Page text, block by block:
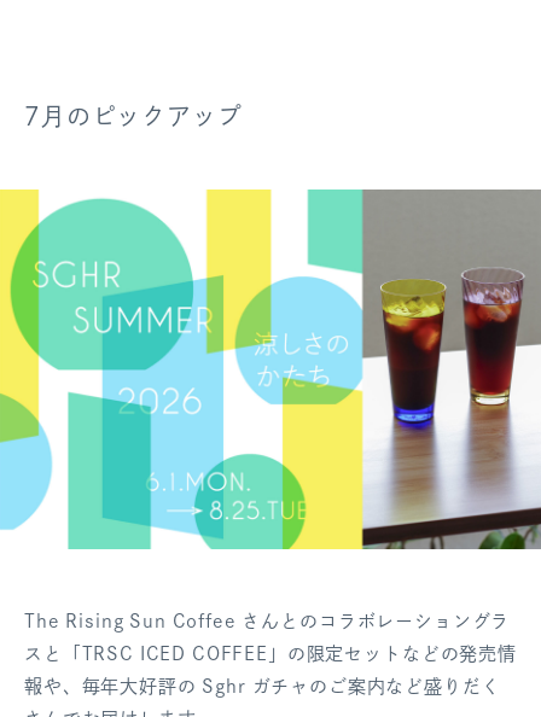
7月のピックアップ
The Rising Sun Coffee さんとのコラボレーショングラ
スと「TRSC ICED COFFEE」の限定セットなどの発売情
報や、毎年大好評の Sghr ガチャのご案内など盛りだく